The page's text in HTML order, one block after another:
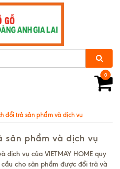
0
đổi trả sản phẩm và dịch vụ
sản phẩm và dịch vụ
dịch vụ của VIETMAY HOME quy
cho sản phẩm được đổi trả và